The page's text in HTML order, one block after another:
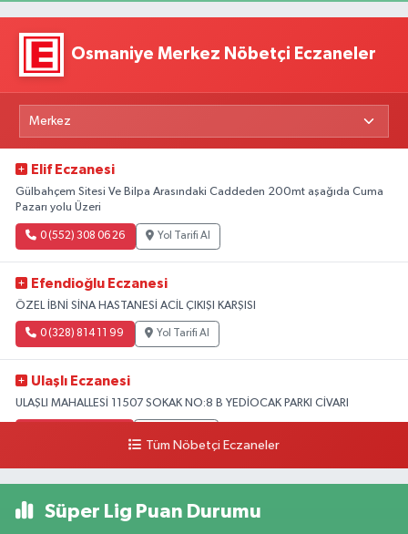
Osmaniye Merkez Nöbetçi Eczaneler
Elif Eczanesi
Gülbahçem Sitesi Ve Bilpa Arasındaki Caddeden 200mt aşağıda Cuma
Pazarı yolu Üzeri
0 (552) 308 06 26 Yol Tarifi Al
Efendioğlu Eczanesi
ÖZEL İBNİ SİNA HASTANESİ ACİL ÇIKIŞI KARŞISI
0 (328) 814 11 99 Yol Tarifi Al
Ulaşlı Eczanesi
ULAŞLI MAHALLESİ 11507 SOKAK NO:8 B YEDİOCAK PARKI CİVARI
Tüm Nöbetçi Eczaneler
Süper Lig Puan Durumu